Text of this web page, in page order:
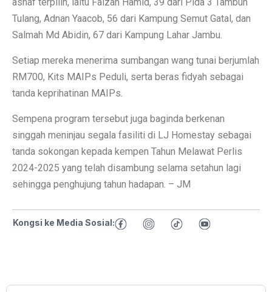
Tulang, Adnan Yaacob, 56 dari Kampung Semut Gatal, dan
Salmah Md Abidin, 67 dari Kampung Lahar Jambu.
Setiap mereka menerima sumbangan wang tunai berjumlah
RM700, Kits MAIPs Peduli, serta beras fidyah sebagai
tanda keprihatinan MAIPs.
Sempena program tersebut juga baginda berkenan
singgah meninjau segala fasiliti di LJ Homestay sebagai
tanda sokongan kepada kempen Tahun Melawat Perlis
2024-2025 yang telah disambung selama setahun lagi
sehingga penghujung tahun hadapan. – JM
Kongsi ke Media Sosial: